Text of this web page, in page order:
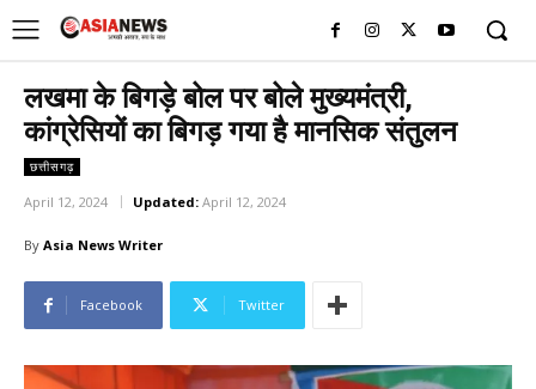
लखमा के बिगड़े बोल पर बोले मुख्यमंत्री,
कांग्रेसियों का बिगड़ गया है मानसिक संतुलन
छत्तीसगढ़
April 12, 2024 Updated: April 12, 2024
By Asia News Writer
Facebook Twitter